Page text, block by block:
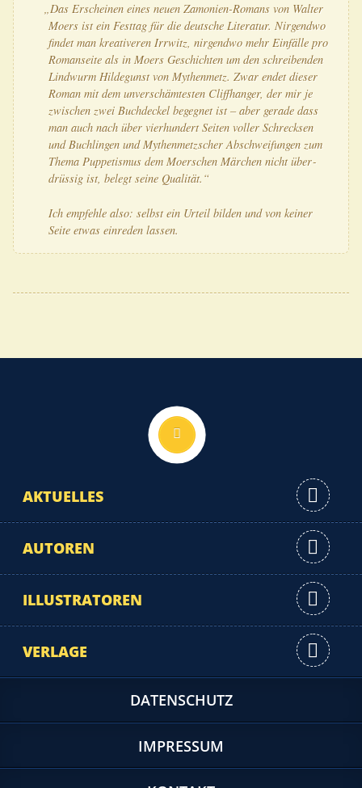
„Das Erschei­nen eines neu­en Zamo­nien-Romans von Wal­ter
Moers ist ein Fest­tag für die deut­sche Lite­ra­tur. Nir­gend­wo
fin­det man krea­ti­ve­ren Irr­witz, nir­gend­wo mehr Ein­fäl­le pro
Roman­sei­te als in Moers Geschich­ten um den schrei­ben­den
Lind­wurm Hil­de­gunst von Mythen­metz. Zwar endet die­ser
Roman mit dem unver­schäm­tes­ten Cliff­han­ger, der mir je
zwi­schen zwei Buch­de­ckel begeg­net ist – aber gera­de dass
man auch nach über vier­hun­dert Sei­ten vol­ler Schreck­sen
und Buch­lin­gen und Mythen­metz­scher Abschwei­fun­gen zum
The­ma Pup­pe­tis­mus dem Moer­schen Mär­chen nicht über­
drüs­sig ist, belegt sei­ne Qualität.“
Ich emp­feh­le also: selbst ein Urteil bil­den und von kei­ner
Sei­te etwas ein­re­den lassen.
AKTUELLES
AUTOREN
ILLUSTRATOREN
VERLAGE
DATENSCHUTZ
IMPRESSUM